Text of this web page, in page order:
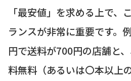
「最安値」を求める上で、
ランスが非常に重要です。
円で送料が700円の店舗と
料無料（あるいは〇本以上